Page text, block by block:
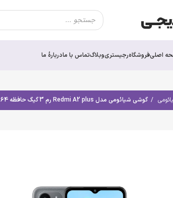
اصلیفروشگاهرجیستریوبلاگتماس با مادرباره‌ٔ ما
گوشی شیائومی مدل Redmi A2 plus رم 3 گیگ حافظه 64 گیگ گلوبال